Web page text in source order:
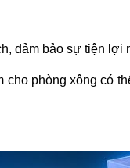
đảm bảo sự tiện lợi
phòng xông có